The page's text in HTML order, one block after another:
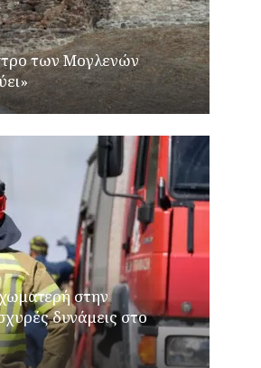
των Μογλενών
στην
δυνάμεις στο